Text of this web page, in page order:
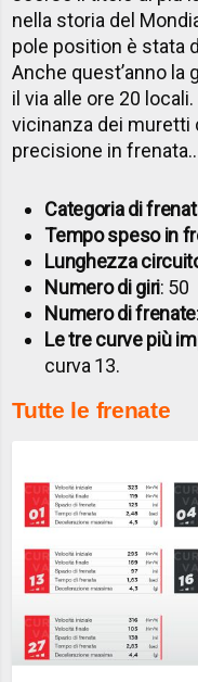
nella storia del
pole position è stata
Anche quest’anno la
il via alle ore 20
vicinanza dei muretti
precisione in frenata..
Categoria di
Tempo speso in
Lunghezza
Numero di giri: 50
Numero di frenate
Le tre curve più
curva 13.
Tutte le frenate